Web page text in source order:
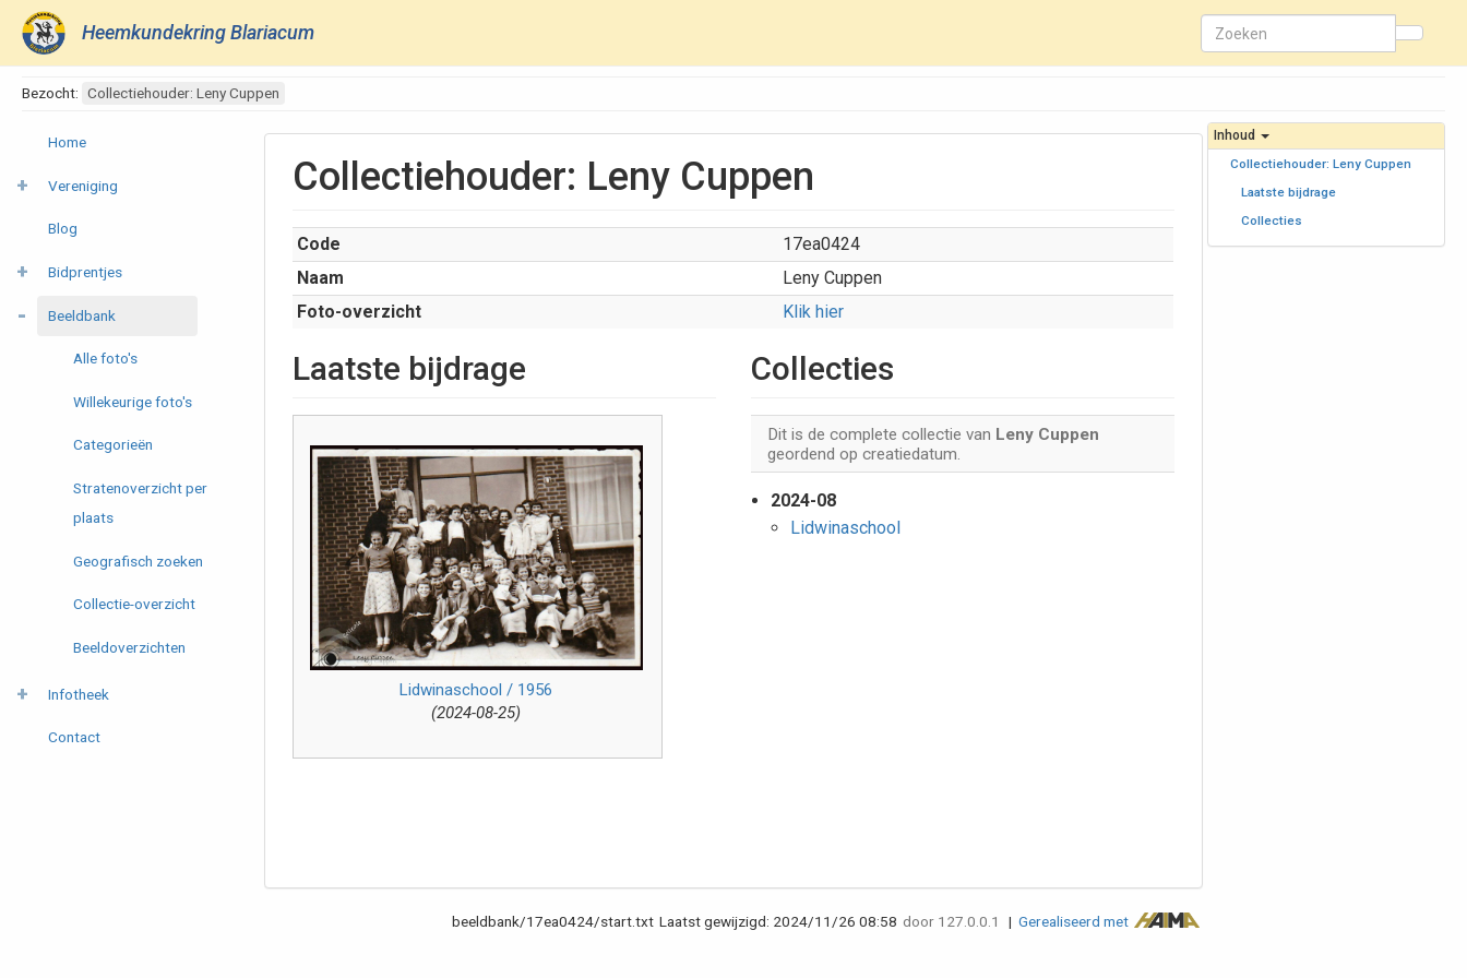
Heemkundekring Blariacum
Bezocht: Collectiehouder: Leny Cuppen
Home
Vereniging
Blog
Bidprentjes
Beeldbank
Alle foto's
Willekeurige foto's
Categorieën
Stratenoverzicht per
plaats
Geografisch zoeken
Collectie-overzicht
Beeldoverzichten
Infotheek
Contact
Collectiehouder: Leny Cuppen
Code
17ea0424
Naam
Leny Cuppen
Foto-overzicht
Klik hier
Laatste bijdrage
Lidwinaschool / 1956
(2024-08-25)
Collecties
Dit is de complete collectie van Leny Cuppen
geordend op creatiedatum.
2024-08
Lidwinaschool
beeldbank/17ea0424/start.txt Laatst gewijzigd: 2024/11/26 08:58 door 127.0.0.1 | Gerealiseerd met
Inhoud
Collectiehouder: Leny Cuppen
Laatste bijdrage
Collecties